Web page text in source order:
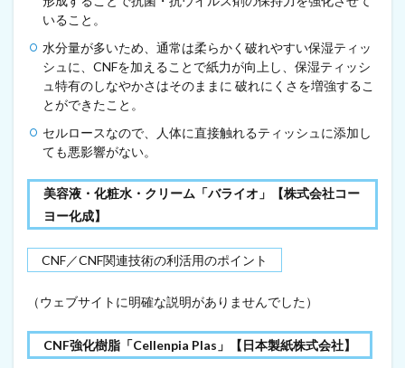
の
維
か
ら
ナ
ノ
セ
ル
ー
ス
の
発
泡
体
製
造
2
0
いること。
水分量が多いため、通常は柔らかく破れやすい保湿ティッ
シュに、CNFを加えることで紙力が向上し、保湿ティッシ
ュ特有のしなやかさはそのままに 破れにくさを増強するこ
とができたこと。
セルロースなので、人体に直接触れるティッシュに添加し
ても悪影響がない。
美容液・化粧水・クリーム「バライオ」【株式会社コー
ヨー化成】
CNF／CNF関連技術の利活用のポイント
（ウェブサイトに明確な説明がありませんでした）
CNF強化樹脂「Cellenpia Plas」【日本製紙株式会社】